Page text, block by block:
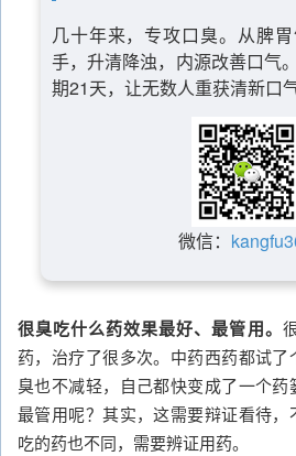
几十年来，专攻口臭。从脾
手，升清降浊，内源改善口气
期21天，让无数人重获清新口气
微信：
很臭吃什么药效果最好、最管用。
药，治疗了很多次。中药西药都试
臭也不减轻，自己都快变成了一个
最管用呢？其实，这需要辩证看待，
吃的药也不同，需要辨证用药。